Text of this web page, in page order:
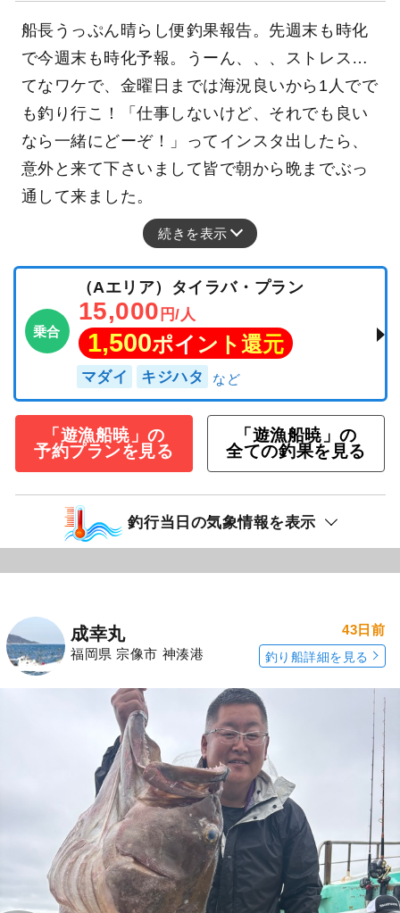
船長うっぷん晴らし便釣果報告。先週末も時化
で今週末も時化予報。うーん、、、ストレス…
てなワケで、金曜日までは海況良いから1人でで
も釣り行こ！「仕事しないけど、それでも良い
なら一緒にどーぞ！」ってインスタ出したら、
意外と来て下さいまして皆で朝から晩までぶっ
通して来ました。
続きを表示
乗合
（Aエリア）タイラバ・プラン
15,000 円/人
1,500ポイント還元
マダイ キジハタ
「遊漁船暁」の
予約プランを見る
「遊漁船暁」の
全ての釣果を見る
釣行当日の気象情報を表示
成幸丸
福岡県 宗像市 神湊港
43日前
釣り船詳細を見る